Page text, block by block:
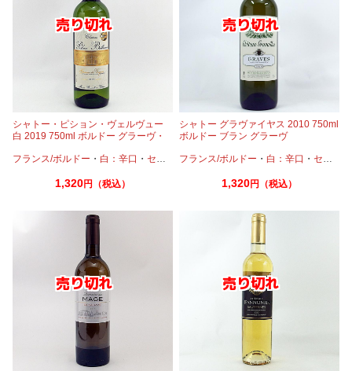
シャトー・ピション・ヴェルヴュー
白 2019 750ml ボルドー グラーヴ・
フランス/ボルドー ・ 白：辛口 ・ セミヨン ・ソーヴィニオンブラン
1,320円（税込）
シャトー グラヴァイヤス 2010 750ml
ボルドー ブラン グラーヴ
フランス/ボルドー ・ 白：辛口 ・セミヨン
1,320円（税込）